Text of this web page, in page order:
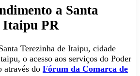
a Santa
Itaipu PR
Terezinha de Itaipu, cidade
o acesso aos serviços do Poder
através do Fórum da Comarca de